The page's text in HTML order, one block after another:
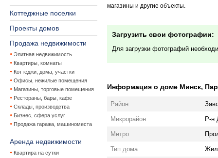
Коттеджные поселки
Проекты домов
Продажа недвижимости
Элитная недвижимость
Квартиры, комнаты
Коттеджи, дома, участки
Офисы, нежилые помещения
Магазины, торговые помещения
Рестораны, бары, кафе
Склады, производства
Бизнес, сфера услуг
Продажа гаража, машиноместа
Аренда недвижимости
Квартира на сутки
магазины и другие объекты.
Загрузить свои фотографии:
Для загрузки фотографий
Информация о доме Минск,
Район
Микрорайон Р-н
Метро
Тип дома